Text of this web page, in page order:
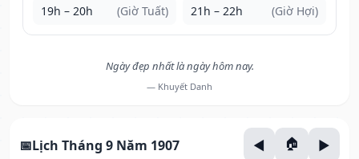
19h – 20h (Giờ Tuất) 21h – 22h (Giờ Hợi)
Ngày đẹp nhất là ngày hôm nay.
— Khuyết Danh
Lịch Tháng 9 Năm 1907